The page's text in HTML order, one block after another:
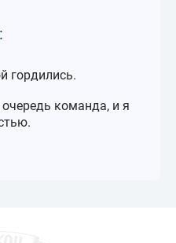
гордились.
команда, и я